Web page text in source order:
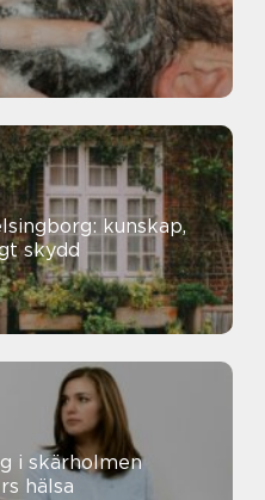
kunskap,
skydd
i skärholmen
hälsa